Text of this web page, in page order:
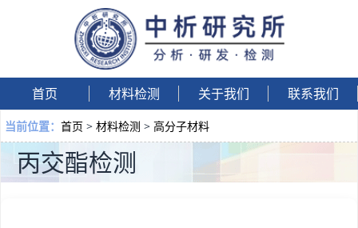
首页 材料检测 关于我们 联系我们
当前位置： 首页 > 材料检测 > 高分子材料
丙交酯检测